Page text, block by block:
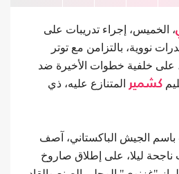
، الخميس، إجراء تدريبات على
نووية، بالتزامن مع توتر
على خلفية خطوات الأخيرة ضد
كشمير
المتنازع عليه، ذي
باسم الجيش الباكستاني، آصف
ناجحة ليلا، على إطلاق صاروخ